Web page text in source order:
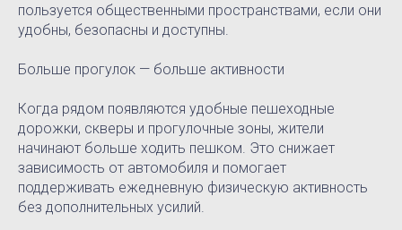
пользуется общественными пространствами, если они
удобны, безопасны и доступны.
Больше прогулок — больше активности
Когда рядом появляются удобные пешеходные
дорожки, скверы и прогулочные зоны, жители
начинают больше ходить пешком. Это снижает
зависимость от автомобиля и помогает
поддерживать ежедневную физическую активность
без дополнительных усилий.